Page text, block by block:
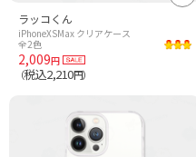
ラッコくん
iPhoneXSMax クリアケース
全2色
2,009円
（税込2,210円）